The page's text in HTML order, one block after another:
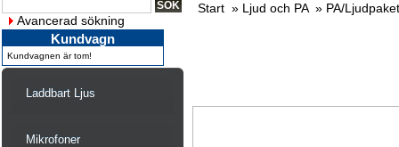
Avancerad sökning
Kundvagn
Kundvagnen är tom!
Laddbart Ljus
Mikrofoner
Start » Ljud och PA» PA/Ljudpaket